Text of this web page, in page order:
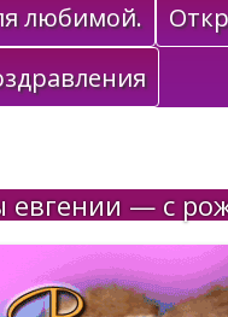
любимой.
евгении — с